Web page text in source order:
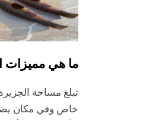
ما هي مميزات
خاص وفي مكان يضم